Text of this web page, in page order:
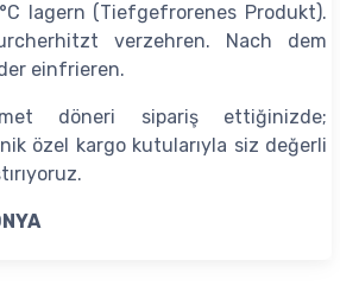
lagern (Tiefgefrorenes Produkt).
verzehren. Nach dem
einfrieren.
döneri sipariş ettiğinizde;
özel kargo kutularıyla siz değerli